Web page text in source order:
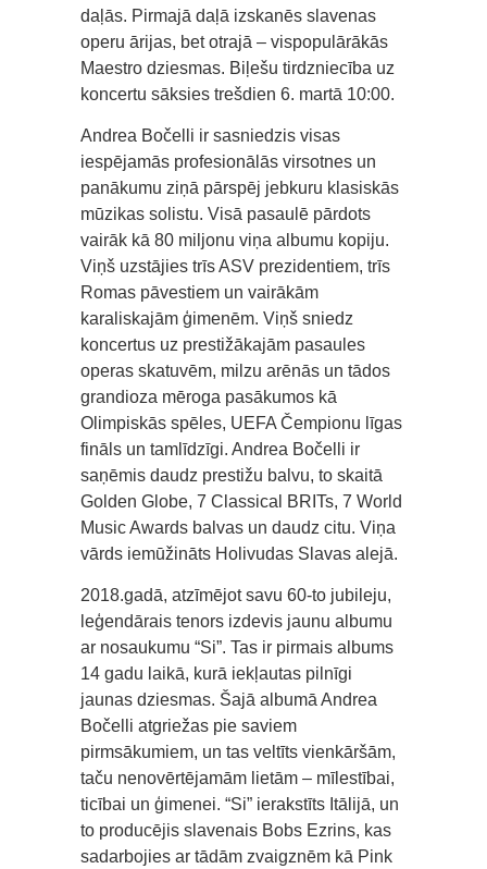
daļās. Pirmajā daļā izskanēs slavenas
operu ārijas, bet otrajā – vispopulārākās
Maestro dziesmas. Biļešu tirdzniecība uz
koncertu sāksies trešdien 6. martā 10:00.
Andrea Bočelli ir sasniedzis visas
iespējamās profesionālās virsotnes un
panākumu ziņā pārspēj jebkuru klasiskās
mūzikas solistu. Visā pasaulē pārdots
vairāk kā 80 miljonu viņa albumu kopiju.
Viņš uzstājies trīs ASV prezidentiem, trīs
Romas pāvestiem un vairākām
karaliskajām ģimenēm. Viņš sniedz
koncertus uz prestižākajām pasaules
operas skatuvēm, milzu arēnās un tādos
grandioza mēroga pasākumos kā
Olimpiskās spēles, UEFA Čempionu līgas
fināls un tamlīdzīgi. Andrea Bočelli ir
saņēmis daudz prestižu balvu, to skaitā
Golden Globe, 7 Classical BRITs, 7 World
Music Awards balvas un daudz citu. Viņa
vārds iemūžināts Holivudas Slavas alejā.
2018.gadā, atzīmējot savu 60-to jubileju,
leģendārais tenors izdevis jaunu albumu
ar nosaukumu “Si”. Tas ir pirmais albums
14 gadu laikā, kurā iekļautas pilnīgi
jaunas dziesmas. Šajā albumā Andrea
Bočelli atgriežas pie saviem
pirmsākumiem, un tas veltīts vienkāršām,
taču nenovērtējamām lietām – mīlestībai,
ticībai un ģimenei. “Si” ierakstīts Itālijā, un
to producējis slavenais Bobs Ezrins, kas
sadarbojies ar tādām zvaigznēm kā Pink